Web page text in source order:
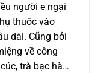
người e ngại
thuộc vào
dài. Cũng bởi
về công
trà bạc hà…